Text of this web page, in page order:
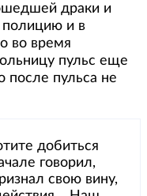
драки и
полицию и в
во время
пульс еще
после пульса не
добиться
говорил,
свою вину,